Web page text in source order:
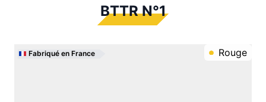
BTTR N°1
Fabriqué en France Rouge